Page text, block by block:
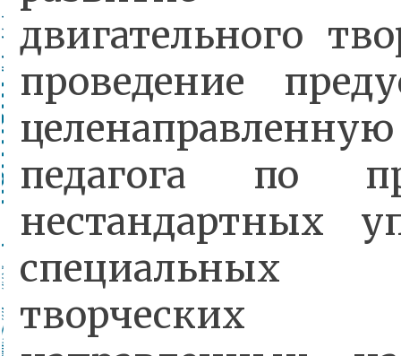
двигательного
проведение
педагога по
нестандартных
специальных